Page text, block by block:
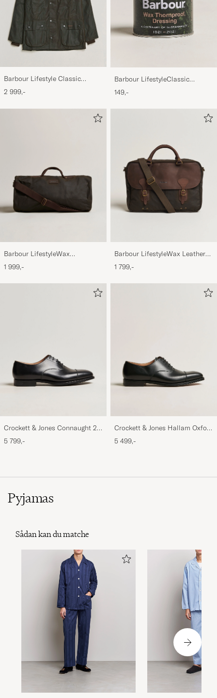
Barbour Lifestyle Classic
Bedale Jacket Olive
2 999,-
Barbour LifestyleClassic
Thornproof Dressing
149,-
Barbour LifestyleWax
HoldallOlive
1 999,-
Barbour LifestyleWax Leather
Briefcase Olive
1 799,-
Crockett & Jones Connaught 2
City Sole Black Calf
5 799,-
Crockett & Jones Hallam Oxford
Black Calf
5 499,-
Pyjamas
Sådan kan du matche